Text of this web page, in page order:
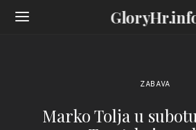
ZABAVA
Marko Tolja u